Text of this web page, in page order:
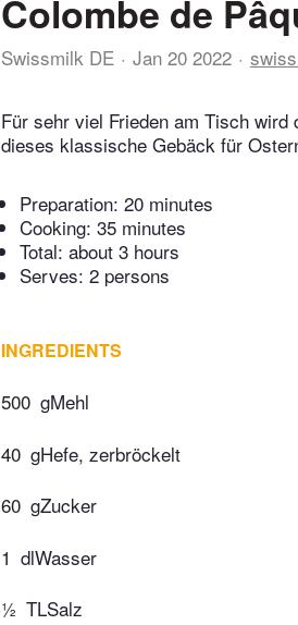
Colombe de
Swissmilk DE Jan 20 2022
Für sehr viel Frieden am Tisch
dieses klassische Gebäck für
Preparation: 20 minutes
Cooking: 35 minutes
Total: about 3 hours
Serves: 2 persons
INGREDIENTS
500 gMehl
40 gHefe, zerbröckelt
60 gZucker
1 dlWasser
½ TLSalz